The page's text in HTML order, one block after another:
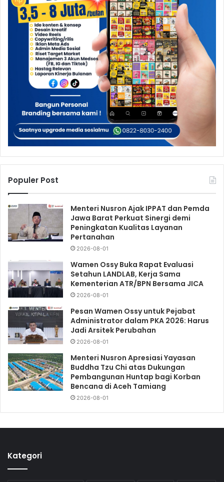
Populer Post
Menteri Nusron Ajak IPPAT dan Pemda
Jawa Barat Perkuat Sinergi demi
Peningkatan Kualitas Layanan
Pertanahan
2026-08-01
Wamen Ossy Buka Rapat Evaluasi
Setahun LANDLAB, Kerja Sama
Kementerian ATR/BPN Bersama JICA
2026-08-01
Pesan Wamen Ossy untuk Pejabat
Administrator dalam PKA 2026: Harus
Jadi Arsitek Perubahan
2026-08-01
Menteri Nusron Apresiasi Yayasan
Buddha Tzu Chi atas Dukungan
Pembangunan Huntap bagi Korban
Bencana di Aceh Tamiang
2026-08-01
Kategori